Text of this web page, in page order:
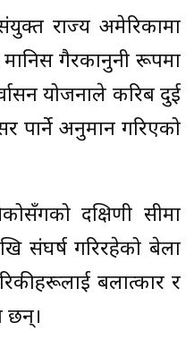
राज्य अमेरिकामा
गैरकानुनी रूपमा
योजनाले करिब दुई
पार्ने अनुमान गरिएको
दक्षिणी सीमा
संघर्ष गरिरहेको बेला
बलात्कार र
छन्।